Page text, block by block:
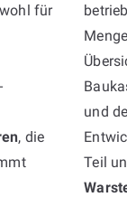
für
, die
und
Teil